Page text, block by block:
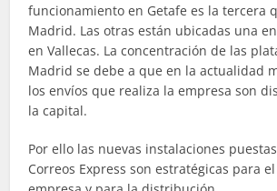
funcionamiento en Getafe es la tercera
Madrid. Las otras están ubicadas una
en Vallecas. La concentración de las
Madrid se debe a que en la actualidad
los envíos que realiza la empresa son
la capital.
Por ello las nuevas instalaciones
Correos Express son estratégicas para